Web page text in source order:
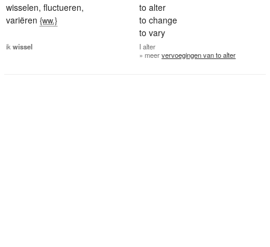
wisselen, fluctueren,
variëren {ww.}
to alter
to change
to vary
ik wissel I alter
» meervervoegingen van to alter